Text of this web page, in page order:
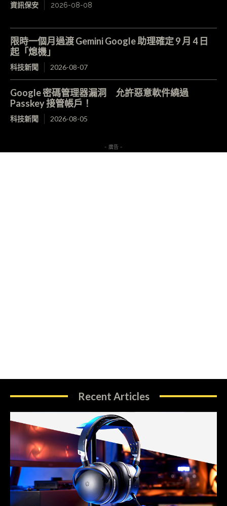
資訊保安 2026-08-08
限時一個月過渡 Gemini Google 助理確定 9 月 4 日
起「熄機」
科技新聞 2026-08-07
Google 密碼管理器漏洞 允許惡意軟件繞過
Passkey 接管帳戶！
科技新聞 2026-08-05
- 廣告 -
Recent Articles